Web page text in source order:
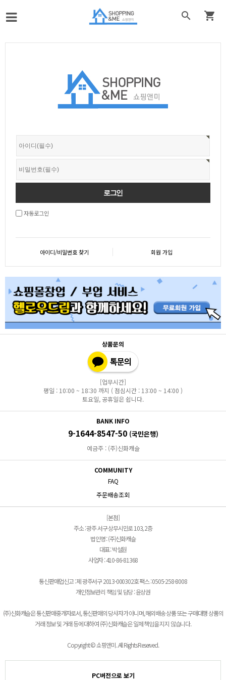
 
자동로그인
아이디/비밀번호 찾기 회원 가입
상품문의
[업무시간]
평일 : 10:00 ~ 18:30 까지 ( 점심시간 : 13:00 ~ 14:00 )
토요일, 공휴일은 쉽니다.
BANK INFO
9-1644-8547-50 (국민은행)
예금주 : (주)신화캐슬
COMMUNITY
FAQ
주문배송조회
[본점]
주소 : 광주 서구 상무시민로 103, 2층
법인명 : (주)신화캐슬
대표 : 박설원
사업자 : 410-86-81368
통신판매업신고 : 제 광주서구 2013-000302호 팩스 : 0505-258-8008
개인정보관리 책임 및 담당 : 윤상권
(주)신화캐슬은 통신판매중개자로서, 통신판매의 당사자가 아니며, 해외배송 상품 또는 구매대행 상품의
거래 정보 및 거래 등에 대하여 (주)신화캐슬은 일체 책임을 지지 않습니다.
Copyright © 쇼핑앤미. All Rights Reserved.
PC버전으로 보기